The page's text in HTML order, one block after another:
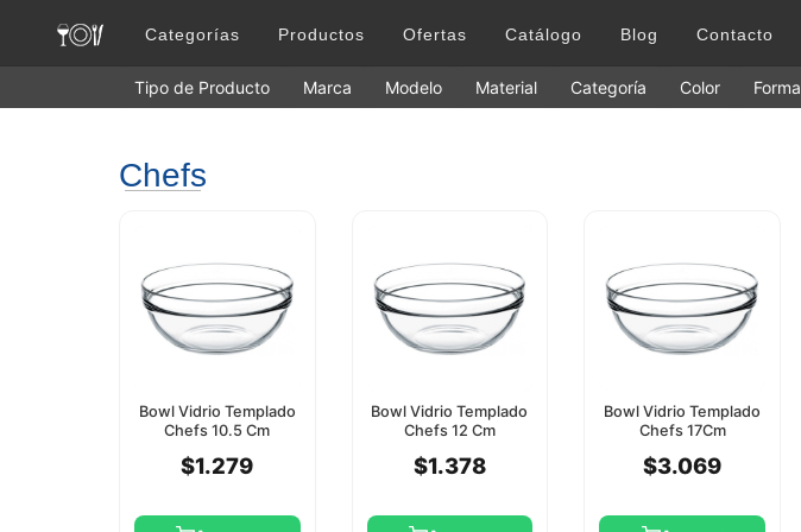
Categorías Productos Ofertas Catálogo Blog Contacto
Tipo de Producto Marca Modelo Material Categoría Color Forma
Chefs
Bowl Vidrio Templado
Chefs 10.5 Cm
$1.279
Bowl Vidrio Templado
Chefs 12 Cm
$1.378
Bowl Vidrio Templado
Chefs 17Cm
$3.069